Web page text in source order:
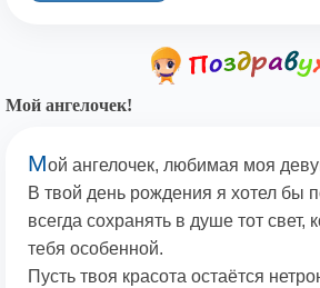
Мой ангелочек!
Мой ангелочек, любимая моя
В твой день рождения я хотел бы
всегда сохранять в душе тот свет,
тебя особенной.
Пусть твоя красота остаётся